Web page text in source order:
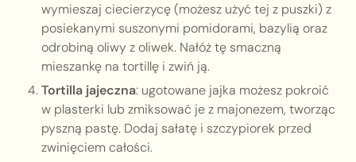
wymieszaj ciecierzycę (możesz użyć tej z puszki) z
posiekanymi suszonymi pomidorami, bazylią oraz
odrobiną oliwy z oliwek. Nałóż tę smaczną
mieszankę na tortillę i zwiń ją.
Tortilla jajeczna: ugotowane jajka możesz pokroić
w plasterki lub zmiksować je z majonezem, tworząc
pyszną pastę. Dodaj sałatę i szczypiorek przed
zwinięciem całości.